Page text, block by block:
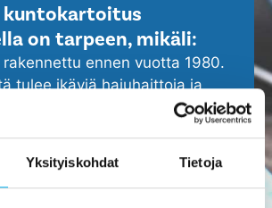
Yksityiskohdat Tietoja
kuntokartoitus
on tarpeen, mikäli:
rakennettu ennen vuotta 1980.
tulee ikäviä hajuhaittoja ja
ja turvata kotisi